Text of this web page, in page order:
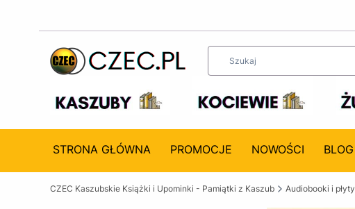
STRONA GŁÓWNA PROMOCJE NOWOŚCI BLOG
CZEC Kaszubskie Książki i Upominki - Pamiątki z Kaszub Audiobooki i płyty